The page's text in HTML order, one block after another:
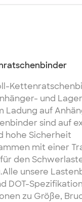
und
Ladung auf
sind auf
hohe Sicherheit
mit einer
den
Alle unsere
DOT-
zu Größe,